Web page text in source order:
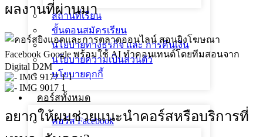
สถานที่เรียน
ขั้นตอนสมัครเรียน
นโยบายทางธุรกิจ และ การคืนเงิน
นโยบายความเป็นส่วนตัว
นโยบายคุกกี้
คอร์สทั้งหมด
คอร์ส Facebook
ผลงานที่ผ่านมา
อยากให้ผมช่วยแนะนำคอร์สหรือบริการที่